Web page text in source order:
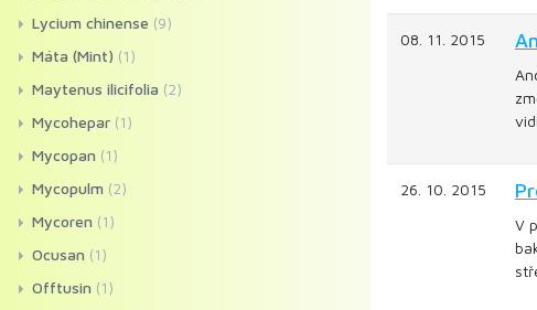
08. 11. 2015
26. 10. 2015
V
Lycium chinense (9)
Máta (Mint) (1)
Maytenus ilicifolia (2)
Mycohepar (1)
Mycopan (1)
Mycopulm (2)
Mycoren (1)
Ocusan (1)
Offtusin (1)